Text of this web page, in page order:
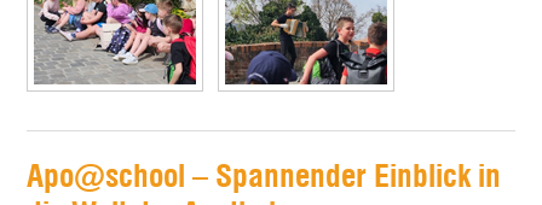
Apo@school – Spannender Einblick in